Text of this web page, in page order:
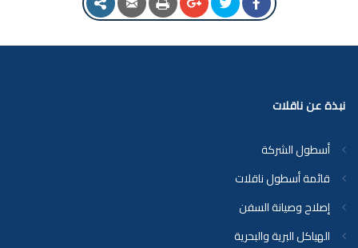
نبذة عن ناقلات
أسطول الشركة
قائمة أسطول ناقلات
إصلاح وصيانة السفن
الهياكل البرية والبحرية